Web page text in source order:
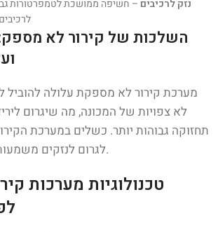
נזק לרכיבים – חשיפה ממושכת לטמפרטורות
השלכות של קירור לא
מערכת קירור לא מספקת עלולה להוביל
לא צפויות של המכונה, מה שיגרום
תחזוקה גבוהות יותר. כשלים במערכת
לגרום לנזקים משמעותיים ויקרים לתיקון.
טכנולוגיות מערכות